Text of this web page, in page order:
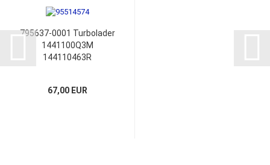
795637-0001 Turbolader
1441100Q3M
144110463R
67,00 EUR